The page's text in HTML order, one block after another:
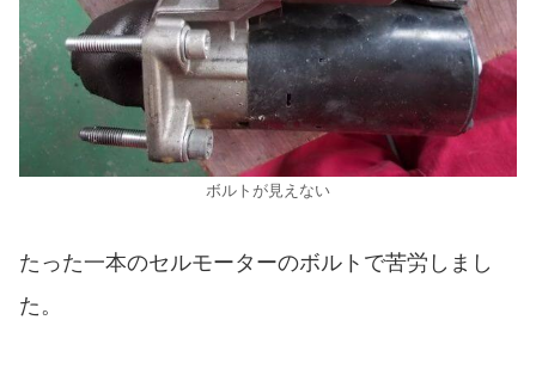
ボルトが見えない
たった一本のセルモーターのボルトで苦労しまし
た。